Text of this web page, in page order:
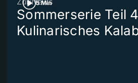
5 Min
Sommerserie Teil
Kulinarisches